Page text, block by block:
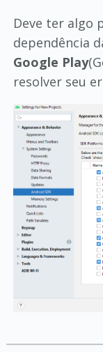
Deve ter algo
dependência
Google Play
resolver seu